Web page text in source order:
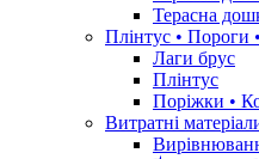
Терасна
Плінтус • Пороги
Лаги брус
Плінтус
Поріжки •
Витратні